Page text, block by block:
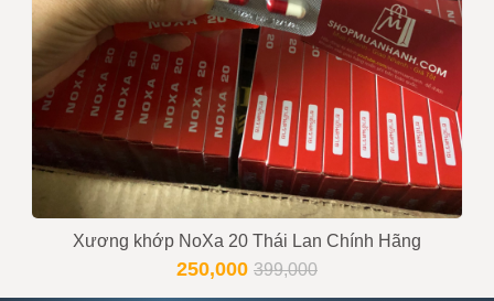
Xương khớp NoXa 20 Thái Lan Chính Hãng
250,000 399,000